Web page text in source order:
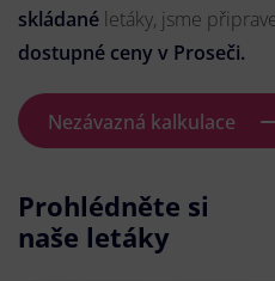
skládané letáky, jsme
dostupné ceny v Proseči.
Nezávazná kalkulace
Prohlédněte si
naše letáky